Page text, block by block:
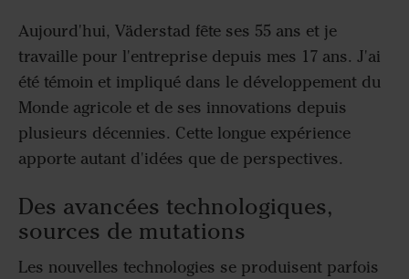
Aujourd'hui, Väderstad fête ses 55 ans et je
travaille pour l'entreprise depuis mes 17 ans. J'ai
été témoin et impliqué dans le développement du
Monde agricole et de ses innovations depuis
plusieurs décennies. Cette longue expérience
apporte autant d'idées que de perspectives.
Des avancées technologiques,
sources de mutations
Les nouvelles technologies se produisent parfois